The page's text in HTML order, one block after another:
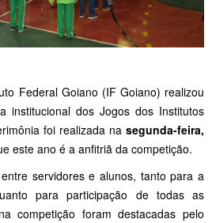
Federal Goiano (IF Goiano) realizou
institucional dos Jogos dos Institutos
foi realizada na segunda-feira,
este ano é a anfitriã da competição.
servidores e alunos, tanto para a
para participação de todas as
competição foram destacadas pelo